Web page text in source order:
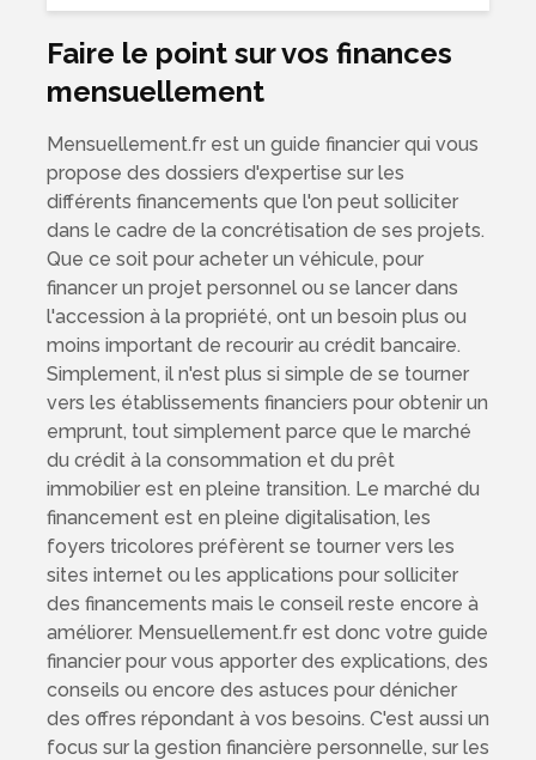
Faire le point sur vos finances
mensuellement
Mensuellement.fr est un guide financier qui vous
propose des dossiers d'expertise sur les
différents financements que l'on peut solliciter
dans le cadre de la concrétisation de ses projets.
Que ce soit pour acheter un véhicule, pour
financer un projet personnel ou se lancer dans
l'accession à la propriété, ont un besoin plus ou
moins important de recourir au crédit bancaire.
Simplement, il n'est plus si simple de se tourner
vers les établissements financiers pour obtenir un
emprunt, tout simplement parce que le marché
du crédit à la consommation et du prêt
immobilier est en pleine transition. Le marché du
financement est en pleine digitalisation, les
foyers tricolores préfèrent se tourner vers les
sites internet ou les applications pour solliciter
des financements mais le conseil reste encore à
améliorer. Mensuellement.fr est donc votre guide
financier pour vous apporter des explications, des
conseils ou encore des astuces pour dénicher
des offres répondant à vos besoins. C'est aussi un
focus sur la gestion financière personnelle, sur les